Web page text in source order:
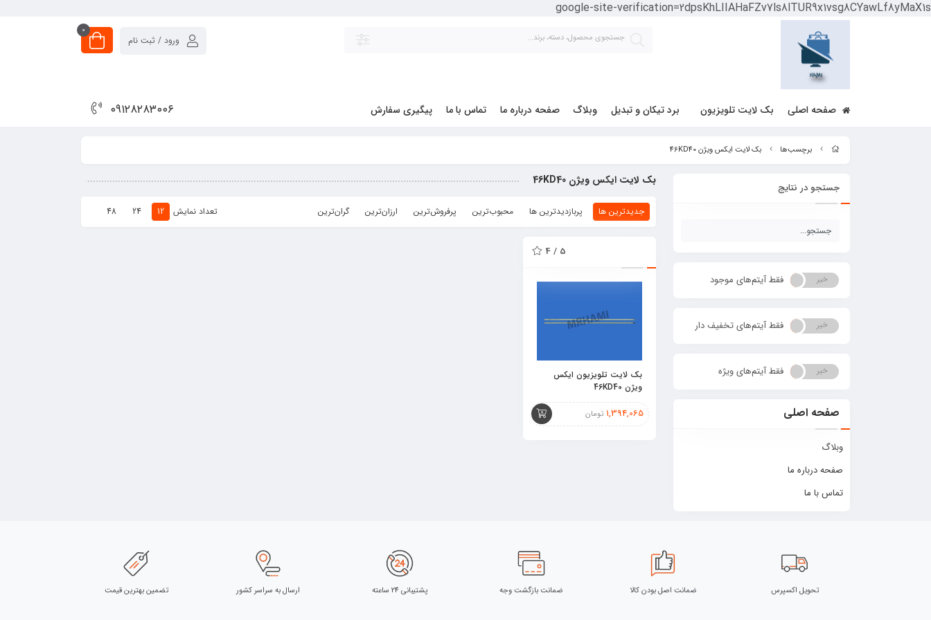
google-site-verification=2dpsKhLIIAHaFZv7ls8lTUR9x1vsg8CYawLf8yMaX1s
0
ورود / ثبت نام
صفحه اصلی بک لایت تلویزیون برد تیکان و تبدیل وبلاگ صفحه درباره ما تماس با ما پیگیری سفارش ۰۹۱۲۸۲۸۳۰۰۶
برچسب‌ها بک لایت ایکس ویژن 46KD40
جستجو در نتایج
بله خیر فقط آیتم‌های موجود
بله خیر فقط آیتم‌های تخفیف دار
بله خیر فقط آیتم‌های ویژه
صفحه اصلی
وبلاگ
صفحه درباره ما
تماس با ما
بک لایت ایکس ویژن 46KD40
جدیدترین ها پربازدیدترین ها محبوب‌‌ترین پرفروش‌ترین ارزان‌ترین گران‌ترین تعداد نمایش 12
24
48
5 / 4
بک لایت تلویزیون ایکس
ویژن 46KD40
1,394,065 تومان
تحویل اکسپرس ضمانت اصل بودن کالا ضمانت بازگشت وجه پشتیبانی 24 ساعته ارسال به سراسر کشور تضمین بهترین قیمت